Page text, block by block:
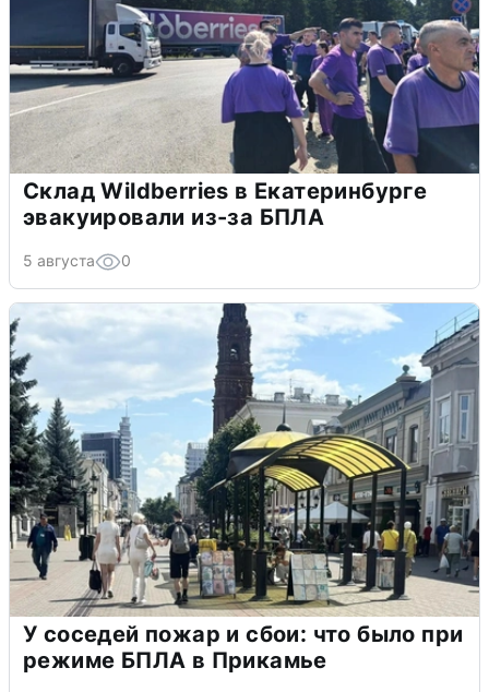
Склад Wildberries в Екатеринбурге
эвакуировали из-за БПЛА
5 августа 0
У соседей пожар и сбои: что было при
режиме БПЛА в Прикамье